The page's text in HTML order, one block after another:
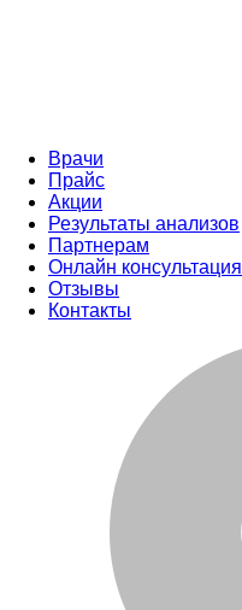
Врачи
Прайс
Акции
Результаты анализов
Партнерам
Онлайн консультация
Отзывы
Контакты